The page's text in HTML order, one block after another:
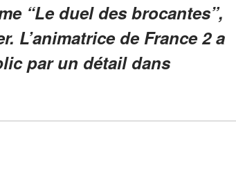
“Le duel des brocantes”,
L’animatrice de France 2 a
par un détail dans